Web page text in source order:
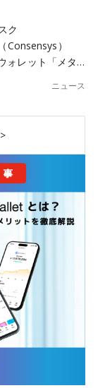
ク
Consensys）
ォレット「メタ…
ニュース